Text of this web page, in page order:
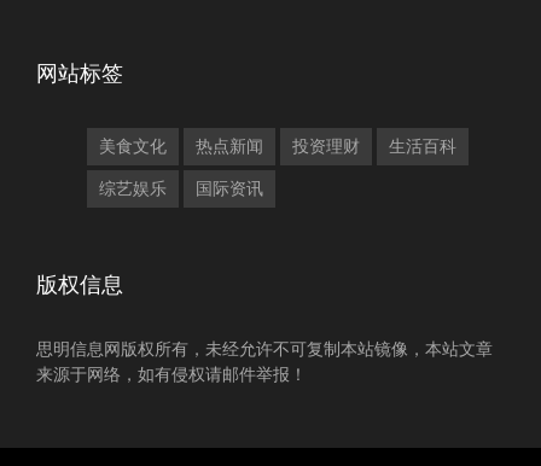
网站标签
美食文化 热点新闻 投资理财 生活百科
综艺娱乐 国际资讯
版权信息
思明信息网版权所有，未经允许不可复制本站镜像，本站文章
来源于网络，如有侵权请邮件举报！